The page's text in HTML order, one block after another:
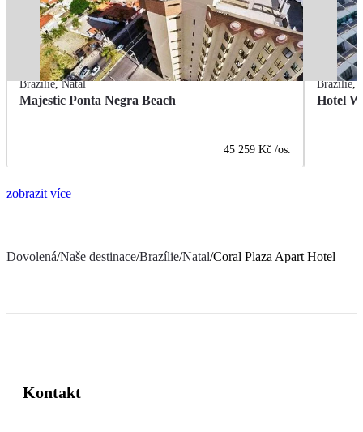
Brazílie,Natal
Majestic Ponta Negra Beach
45 259 Kč /os.
Brazílie,
Hotel
zobrazit více
Dovolená/Naše destinace/Brazílie/Natal/Coral Plaza Apart Hotel
Kontakt